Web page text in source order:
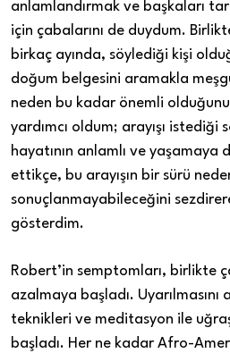
anlamlandırmak ve başkaları
için çabalarını de duydum.
birkaç ayında, söylediği kişi
doğum belgesini aramakla
neden bu kadar önemli
yardımcı oldum; arayışı istediği
hayatının anlamlı ve
ettikçe, bu arayışın bir sürü
sonuçlanmayabileceğini
gösterdim.
Robert’in semptomları, birlikte
azalmaya başladı.
teknikleri ve meditasyon ile
başladı. Her ne kadar Afro-